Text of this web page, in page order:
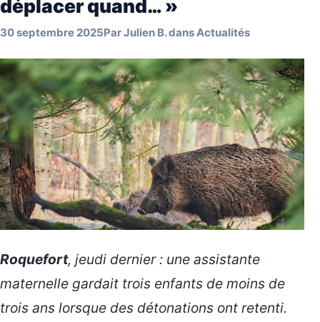
déplacer quand… »
30 septembre 2025ParJulien B.dansActualités
Roquefort, jeudi dernier : une assistante
maternelle gardait trois enfants de moins de
trois ans lorsque des détonations ont retenti.